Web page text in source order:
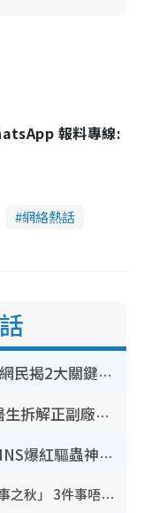
報料專線:
網絡熱話
裝修拆鐵閘隨時變賊人目標？網民揭2大關鍵用途：裝新式等於白裝？附新舊鐵閘分別
網傳公院改用內地/副廠藥？醫生拆解正副廠分別 揭4類人換藥隨時出事
怕蟲人士夏日救星！日本3COINS爆紅驅蟲神器$45起 1招「全程免觸碰」輕鬆搞定小強
立秋2026｜8月7日立秋進入「多事之秋」 3件事唔做得！專家教6招開運 清枱頭／銀包納氣接好運